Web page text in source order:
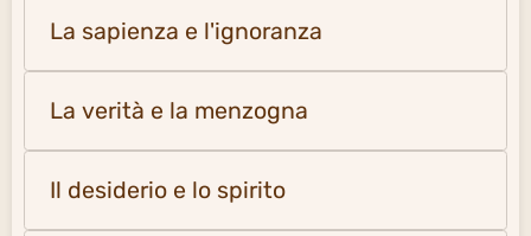
La sapienza e l'ignoranza
La verità e la menzogna
Il desiderio e lo spirito